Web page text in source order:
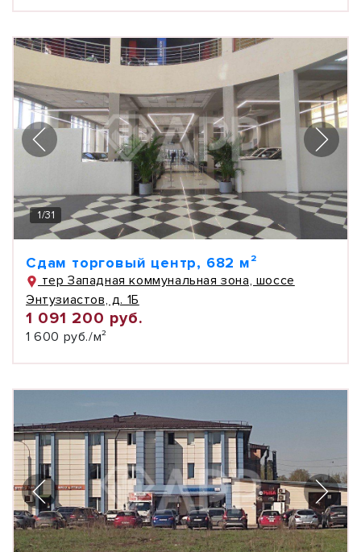
1/31
Сдам торговый центр, 682 м²
тер Западная коммунальная зона, шоссе
Энтузиастов, д. 1Б
1 091 200 руб.
1 600 руб./м²